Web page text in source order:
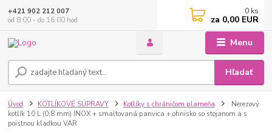
Menu
Hľadať
+421 902 212 007
od 8:00 - do 16:00 hod
0 ks
za 0,00 EUR
Úvod KOTLÍKOVÉ SÚPRAVY Kotlíky s chráničom plameňa
Nerezový
kotlík 10 L (0,8 mm) INOX + smaltovaná panvica + ohnisko so stojanom a s
poistnou kladkou VAR